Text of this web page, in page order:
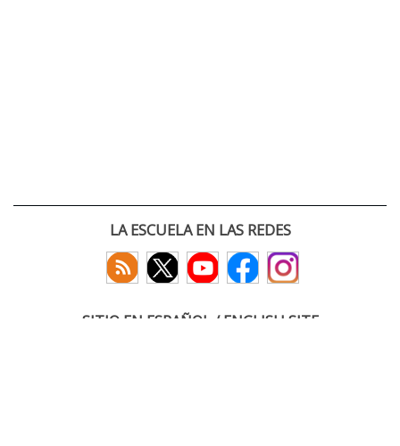
LA ESCUELA EN LAS REDES
SITIO EN ESPAÑOL / ENGLISH SITE